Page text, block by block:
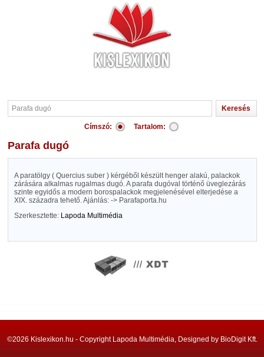
Címszó: Tartalom:
Parafa dugó
A paratölgy ( Quercius suber ) kérgéből készült henger alakú, palackok
zárására alkalmas rugalmas dugó. A parafa dugóval történő üveglezárás
szinte egyidős a modern borospalackok megjelenésével elterjedése a
XIX. századra tehető. Ajánlás: -> Parafaporta.hu
Szerkesztette: Lapoda Multimédia
©2026 Kislexikon.hu - Copyright Lapoda Multimédia, Designed by BioDigit Kft.